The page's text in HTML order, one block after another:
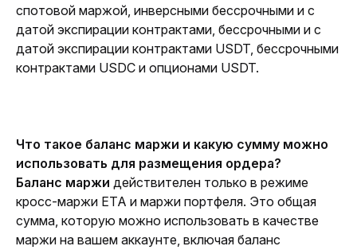
спотовой маржой, инверсными бессрочными и с
датой экспирации контрактами, бессрочными и с
датой экспирации контрактами USDT, бессрочными
контрактами USDC и опционами USDT.
Что такое баланс маржи и какую сумму можно
использовать для размещения ордера?
Баланс маржи действителен только в режиме
кросс-маржи ЕТА и маржи портфеля. Это общая
сумма, которую можно использовать в качестве
маржи на вашем аккаунте, включая баланс